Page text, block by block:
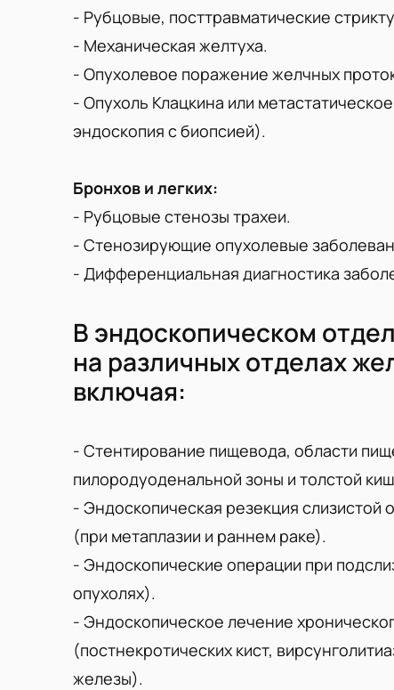
- Рубцовые, посттравматические
- Механическая желтуха.
- Опухолевое поражение желчных
- Опухоль Клацкина или
эндоскопия с биопсией).
Бронхов и легких:
- Рубцовые стенозы трахеи.
- Стенозирующие опухолевые
- Дифференциальная диагностика
В эндоскопическом
на различных отделах
включая:
- Стентирование пищевода, области
пилородуоденальной зоны и толстой
- Эндоскопическая резекция слизистой
(при метаплазии и раннем раке).
- Эндоскопические операции при
опухолях).
- Эндоскопическое лечение
(постнекротических кист,
железы).